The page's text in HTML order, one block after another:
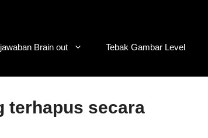
Brain out Tebak Gambar Level
terhapus secara